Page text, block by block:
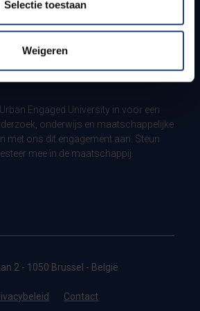
Selectie toestaan
Weigeren
campus in Jette
Engaged University in voor een
onderwijs en maatschappelijke
met ons dit engagement aan. Steun
mee in de maatschappij.
2 - 1050 Brussel - België
Contact